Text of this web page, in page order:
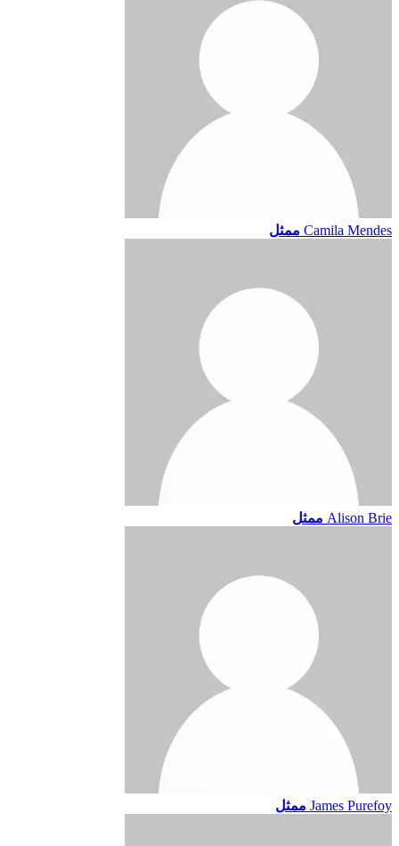
Camila Mendes ممثل
Alison Brie ممثل
James Purefoy ممثل